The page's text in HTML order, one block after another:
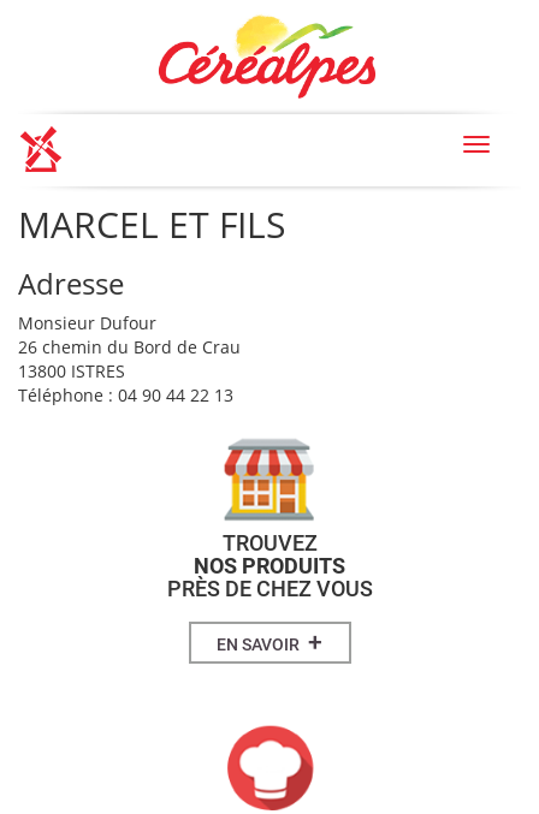
Toggle
MARCEL ET FILS
Adresse
Monsieur Dufour
26 chemin du Bord de Crau
13800 ISTRES
Téléphone : 04 90 44 22 13
TROUVEZ
NOS PRODUITS
PRÈS DE CHEZ VOUS
EN SAVOIR +